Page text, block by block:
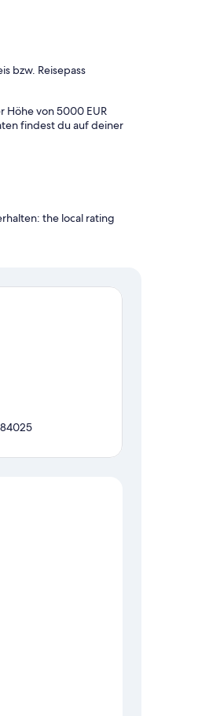
bzw. Reisepass
Höhe von 5000 EUR
findest du auf deiner
the local rating